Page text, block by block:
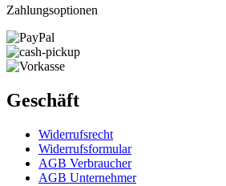
Zahlungsoptionen
Geschäft
Widerrufs­recht
Widerrufs­formular
AGB Verbraucher
AGB Unternehmer